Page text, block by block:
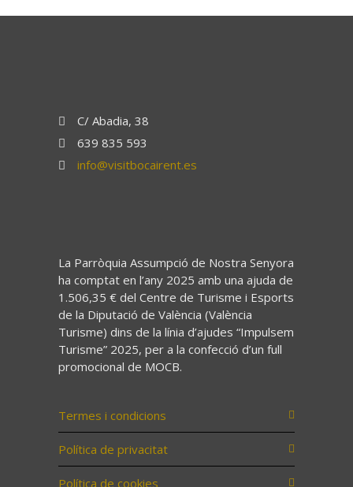
C/ Abadia, 38
639 835 593
info@visitbocairent.es
La Parròquia Assumpció de Nostra Senyora
ha comptat en l’any 2025 amb una ajuda de
1.506,35 € del Centre de Turisme i Esports
de la Diputació de València (València
Turisme) dins de la línia d’ajudes “Impulsem
Turisme” 2025, per a la confecció d’un full
promocional de MOCB.
Termes i condicions
Política de privacitat
Política de cookies